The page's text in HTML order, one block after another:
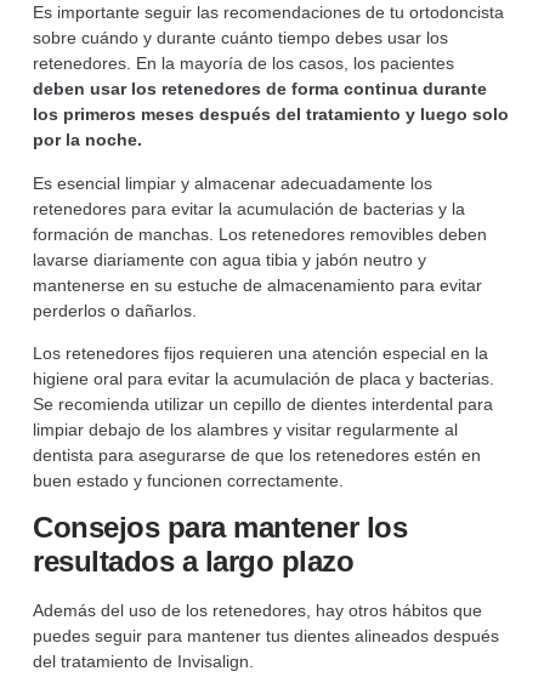
Es importante seguir las recomendaciones de tu ortodoncista
sobre cuándo y durante cuánto tiempo debes usar los
retenedores. En la mayoría de los casos, los pacientes
deben usar los retenedores de forma continua durante
los primeros meses después del tratamiento y luego solo
por la noche.
Es esencial limpiar y almacenar adecuadamente los
retenedores para evitar la acumulación de bacterias y la
formación de manchas. Los retenedores removibles deben
lavarse diariamente con agua tibia y jabón neutro y
mantenerse en su estuche de almacenamiento para evitar
perderlos o dañarlos.
Los retenedores fijos requieren una atención especial en la
higiene oral para evitar la acumulación de placa y bacterias.
Se recomienda utilizar un cepillo de dientes interdental para
limpiar debajo de los alambres y visitar regularmente al
dentista para asegurarse de que los retenedores estén en
buen estado y funcionen correctamente.
Consejos para mantener los
resultados a largo plazo
Además del uso de los retenedores, hay otros hábitos que
puedes seguir para mantener tus dientes alineados después
del tratamiento de Invisalign.